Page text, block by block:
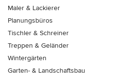
Maler & Lackierer
Planungsbüros
Tischler & Schreiner
Treppen & Geländer
Wintergärten
Garten- & Landschaftsbau